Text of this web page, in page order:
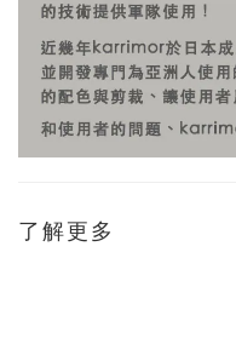
了解更多